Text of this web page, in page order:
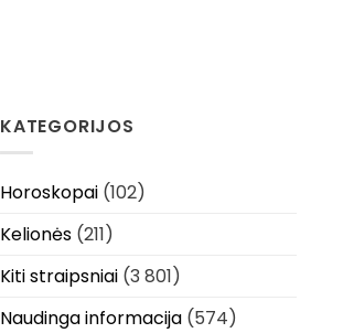
KATEGORIJOS
Horoskopai (102)
Kelionės (211)
Kiti straipsniai (3 801)
Naudinga informacija (574)